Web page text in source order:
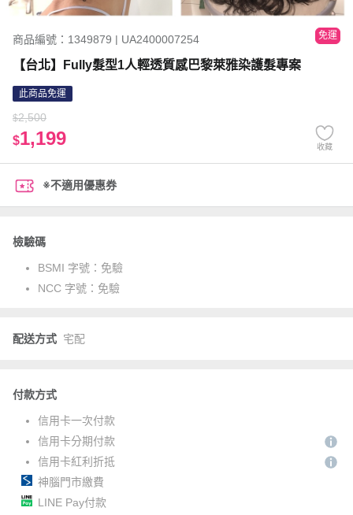
商品編號：1349879 | UA2400007254 免運
【台北】Fully髮型1人輕透質感巴黎萊雅染護髮專案
此商品免運
$2,500
$1,199 收藏
※不適用優惠券
檢驗碼
BSMI 字號： 免驗
NCC 字號： 免驗
配送方式 宅配
付款方式
信用卡一次付款
信用卡分期付款
信用卡紅利折抵
神腦門市繳費
LINE Pay付款